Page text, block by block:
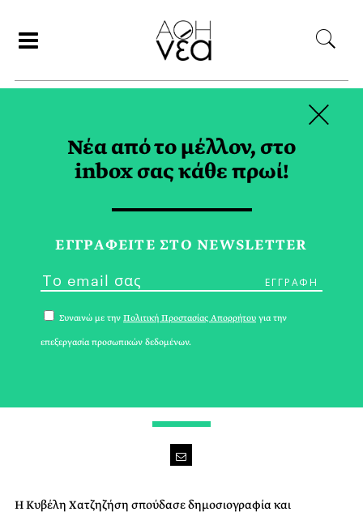
ΚΥΒΕΛΗ ΧΑΤΖΗΖΗΣΗ
Η Κυβέλη Χατζηζήση σπούδασε δημοσιογραφία και
Νέα από το μέλλον, στο
inbox σας κάθε πρωί!
ΕΓΓPΑΦΕΙΤΕ ΣΤΟ NEWSLETTER
Συναινώ με την Πολιτική Προστασίας Απορρήτου για την
επεξεργασία προσωπικών δεδομένων.
×